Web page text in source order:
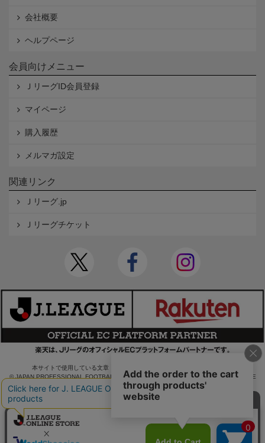
会社概要
ヘルプページ
会員向けメニュー
ＪリーグID会員登録
マイページ
購入履歴
メルマガ設定
関連リンク
Ｊリーグ.jp
Ｊリーグチケット
本サイトで使用している文章・画像等の無断での複製・転載を禁止します。
© JAPAN PROFESSIONAL FOOTBALL LEAGUE Rakuten Group, Inc. ALL RIGHTS RE
SERVED.